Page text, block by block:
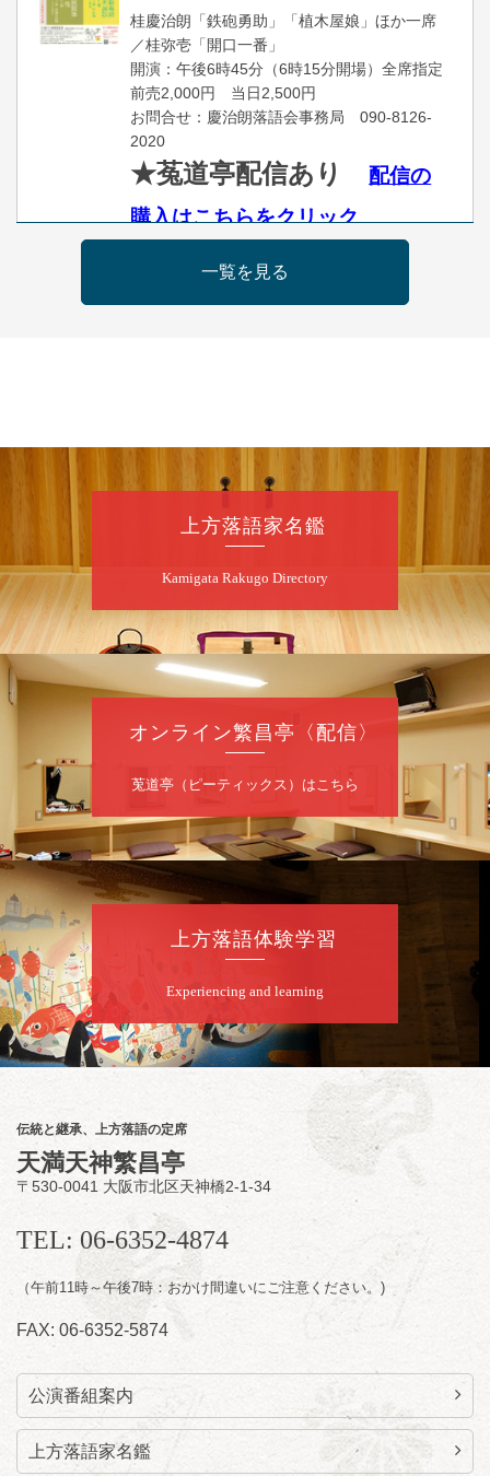
桂慶治朗「鉄砲勇助」「植木屋娘」ほか一席
／桂弥壱「開口一番」
開演：午後6時45分（6時15分開場）全席指定
前売2,000円 当日2,500円
お問合せ：慶治朗落語会事務局 090-8126-
2020
★菟道亭配信あり配信の
購入はこちらをクリック
日（火）
★菟道亭配信あり
夜
桂あおば／笑福亭笑有／例えば炎
開演：午後6時30分（6時開場）全席指定
前売2,000円 当日2,500円
100（10:00～19:00受付）
昼
8月 日（水）
昼席：番組案内
桂九寿玉／桂弥太郎／桂かい枝※／けんたと
ももえ（音曲漫才）※／笑福亭三喬／桂米二
（ジャグリング）／笑福亭松枝（※…配信は
ございません）
★菟道亭配信あり
8月12日（水）
お笑い怪談噺の夕べ vol.20 ～ホンモノ
の幽霊も出まぁーす！～
笑福亭たま／林家染雀 ／桂米左～仲入～旭堂
南鱗／笑福亭福笑
開演：午後6時30分（6時開場）全席指定
前売3,000円 当日3,500円
お問合せ：福笑エンタープライズ
0798-23-
7160
★莵道亭配信あり
一覧を見る
上方落語家名鑑
Kamigata Rakugo Directory
オンライン繁昌亭〈配信〉
莵道亭（ピーティックス）はこちら
上方落語体験学習
Experiencing and learning
伝統と継承、上方落語の定席
天満天神繁昌亭
〒530-0041 大阪市北区天神橋2-1-34
TEL: 06-6352-4874
（午前11時～午後7時：おかけ間違いにご注意ください。)
FAX: 06-6352-5874
公演番組案内
上方落語家名鑑